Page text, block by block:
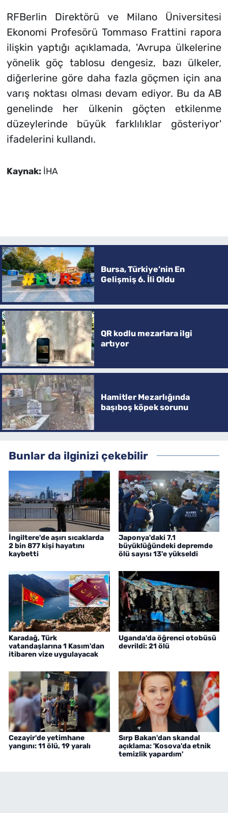
RFBerlin Direktörü ve Milano Üniversitesi
Ekonomi Profesörü Tommaso Frattini rapora
ilişkin yaptığı açıklamada, 'Avrupa ülkelerine
yönelik göç tablosu dengesiz, bazı ülkeler,
diğerlerine göre daha fazla göçmen için ana
varış noktası olması devam ediyor. Bu da AB
genelinde her ülkenin göçten etkilenme
düzeylerinde büyük farklılıklar gösteriyor'
ifadelerini kullandı.
Kaynak: İHA
Bursa, Türkiye’nin En
Gelişmiş 6. İli Oldu
QR kodlu mezarlara ilgi
artıyor
Hamitler Mezarlığında
başıboş köpek sorunu
Bunlar da ilginizi çekebilir
İngiltere'de aşırı sıcaklarda
2 bin 877 kişi hayatını
kaybetti
Japonya'daki 7.1
büyüklüğündeki depremde
ölü sayısı 13'e yükseldi
Karadağ, Türk
vatandaşlarına 1 Kasım'dan
itibaren vize uygulayacak
Uganda'da öğrenci otobüsü
devrildi: 21 ölü
Cezayir'de yetimhane
yangını: 11 ölü, 19 yaralı
Sırp Bakan'dan skandal
açıklama: 'Kosova'da etnik
temizlik yapardım'